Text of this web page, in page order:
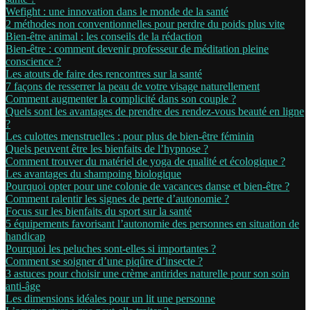
Wefight : une innovation dans le monde de la santé
2 méthodes non conventionnelles pour perdre du poids plus vite
Bien-être animal : les conseils de la rédaction
Bien-être : comment devenir professeur de méditation pleine
conscience ?
Les atouts de faire des rencontres sur la santé
7 façons de resserrer la peau de votre visage naturellement
Comment augmenter la complicité dans son couple ?
Quels sont les avantages de prendre des rendez-vous beauté en ligne
?
Les culottes menstruelles : pour plus de bien-être féminin
Quels peuvent être les bienfaits de l’hypnose ?
Comment trouver du matériel de yoga de qualité et écologique ?
Les avantages du shampoing biologique
Pourquoi opter pour une colonie de vacances danse et bien-être ?
Comment ralentir les signes de perte d’autonomie ?
Focus sur les bienfaits du sport sur la santé
5 équipements favorisant l’autonomie des personnes en situation de
handicap
Pourquoi les peluches sont-elles si importantes ?
Comment se soigner d’une piqûre d’insecte ?
3 astuces pour choisir une crème antirides naturelle pour son soin
anti-âge
Les dimensions idéales pour un lit une personne